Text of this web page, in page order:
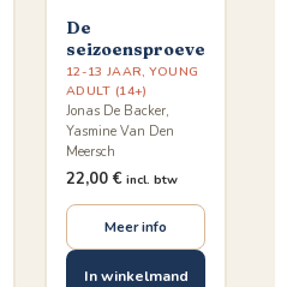
De
seizoensproeven
12-13 JAAR, YOUNG
ADULT (14+)
Jonas De Backer,
Yasmine Van Den
Meersch
22,00 € incl. btw
Meer info
In winkelmand